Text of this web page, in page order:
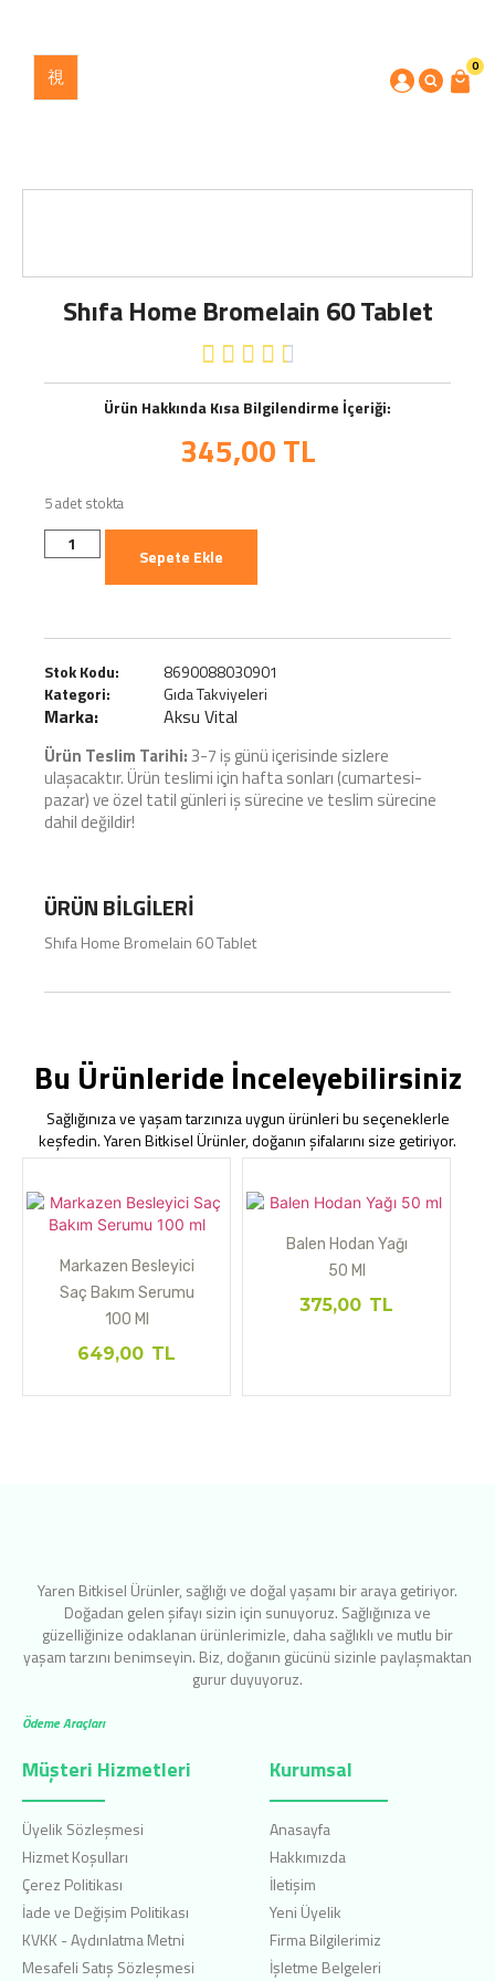
0
Shıfa Home Bromelain 60 Tablet
    
Ürün Hakkında Kısa Bilgilendirme İçeriği:
345,00TL
5 adet stokta
Sepete Ekle
Stok Kodu:
8690088030901
Kategori:
Gıda Takviyeleri
Marka: Aksu Vital
Ürün Teslim Tarihi:3-7 iş günü içerisinde sizlere
ulaşacaktır. Ürün teslimi için hafta sonları (cumartesi-
pazar) ve özel tatil günleri iş sürecine ve teslim sürecine
dahil değildir!
ÜRÜN BILGILERI
Shıfa Home Bromelain 60 Tablet
Bu Ürünleride İnceleyebilirsiniz
Sağlığınıza ve yaşam tarzınıza uygun ürünleri bu seçeneklerle
keşfedin. Yaren Bitkisel Ürünler, doğanın şifalarını size getiriyor.
Markazen Besleyici
Saç Bakım Serumu
100 Ml
649,00 TL
Balen Hodan Yağı
50 Ml
375,00 TL
Yaren Bitkisel Ürünler, sağlığı ve doğal yaşamı bir araya getiriyor.
Doğadan gelen şifayı sizin için sunuyoruz. Sağlığınıza ve
güzelliğinize odaklanan ürünlerimizle, daha sağlıklı ve mutlu bir
yaşam tarzını benimseyin. Biz, doğanın gücünü sizinle paylaşmaktan
gurur duyuyoruz.
Ödeme Araçları
Müşteri Hizmetleri
Üyelik Sözleşmesi
Hizmet Koşulları
Çerez Politikası
İade ve Değişim Politikası
KVKK - Aydınlatma Metni
Mesafeli Satış Sözleşmesi
Kurumsal
Anasayfa
Hakkımızda
İletişim
Yeni Üyelik
Firma Bilgilerimiz
İşletme Belgeleri